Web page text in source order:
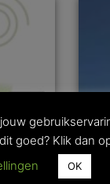
goed? Klik dan
OK